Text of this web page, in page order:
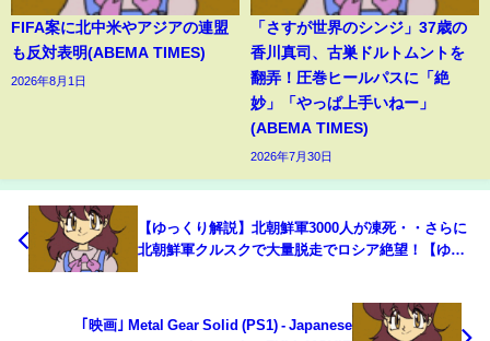
FIFA案に北中米やアジアの連盟
も反対表明(ABEMA TIMES)
2026年8月1日
「さすが世界のシンジ」37歳の
香川真司、古巣ドルトムントを
翻弄！圧巻ヒールパスに「絶
妙」「やっぱ上手いねー」
(ABEMA TIMES)
2026年7月30日
【ゆっくり解説】北朝鮮軍3000人が凍死・・さらに
北朝鮮軍クルスクで大量脱走でロシア絶望！【ゆっ
｢映画｣ Metal Gear Solid (PS1) - Japanese